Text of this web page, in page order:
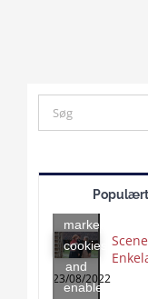
Search
for:
Populært
accept
marketing
cookies
and
enable
23/08/2022
Click
to